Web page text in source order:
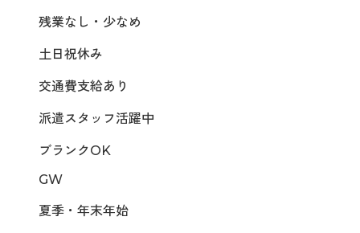
残業なし・少なめ
土日祝休み
交通費支給あり
派遣スタッフ活躍中
ブランクOK
GW
夏季・年末年始